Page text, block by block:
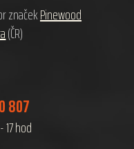
značekPinewood
(ČR)
807
17 hod